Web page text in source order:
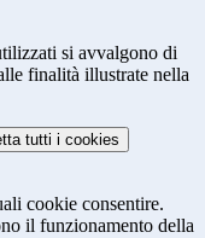
si avvalgono di
finalità illustrate nella
tutti i cookies
cookie consentire.
il funzionamento della